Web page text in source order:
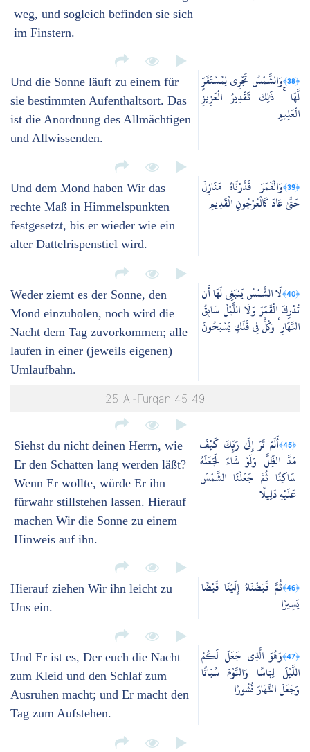
weg, und sogleich befinden sie sich
im Finstern.
Und die Sonne läuft zu einem für
sie bestimmten Aufenthaltsort. Das
ist die Anordnung des Allmächtigen
und Allwissenden.
﴿38﴾
وَالشَّمْسُ تَجْرِي لِمُسْتَقَرٍّ
لَّهَا ۚ ذَٰلِكَ تَقْدِيرُ الْعَزِيزِ
الْعَلِيمِ
Und dem Mond haben Wir das
rechte Maß in Himmelspunkten
festgesetzt, bis er wieder wie ein
alter Dattelrispenstiel wird.
﴿39﴾
وَالْقَمَرَ قَدَّرْنَاهُ مَنَازِلَ
حَتَّىٰ عَادَ كَالْعُرْجُونِ الْقَدِيمِ
Weder ziemt es der Sonne, den
Mond einzuholen, noch wird die
Nacht dem Tag zuvorkommen; alle
laufen in einer (jeweils eigenen)
Umlaufbahn.
﴿40﴾
لَا الشَّمْسُ يَنبَغِي لَهَا أَن
تُدْرِكَ الْقَمَرَ وَلَا اللَّيْلُ سَابِقُ
النَّهَارِ ۚ وَكُلٌّ فِي فَلَكٍ يَسْبَحُونَ
25-Al-Furqan 45-49
Siehst du nicht deinen Herrn, wie
Er den Schatten lang werden läßt?
Wenn Er wollte, würde Er ihn
fürwahr stillstehen lassen. Hierauf
machen Wir die Sonne zu einem
Hinweis auf ihn.
﴿45﴾
أَلَمْ تَرَ إِلَىٰ رَبِّكَ كَيْفَ
مَدَّ الظِّلَّ وَلَوْ شَاءَ لَجَعَلَهُ
سَاكِنًا ثُمَّ جَعَلْنَا الشَّمْسَ
عَلَيْهِ دَلِيلًا
Hierauf ziehen Wir ihn leicht zu
Uns ein.
﴿46﴾
ثُمَّ قَبَضْنَاهُ إِلَيْنَا قَبْضًا
يَسِيرًا
Und Er ist es, Der euch die Nacht
zum Kleid und den Schlaf zum
Ausruhen macht; und Er macht den
Tag zum Aufstehen.
﴿47﴾
وَهُوَ الَّذِي جَعَلَ لَكُمُ
اللَّيْلَ لِبَاسًا وَالنَّوْمَ سُبَاتًا
وَجَعَلَ النَّهَارَ نُشُورًا